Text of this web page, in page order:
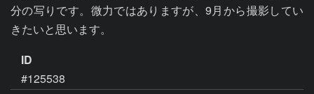
分の写りです。微力ではありますが、9月から撮影してい
きたいと思います。
ID
#125538